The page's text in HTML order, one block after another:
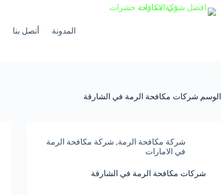
التجاوز
إلى
المدونة أتصل بنا
الوسم شركات مكافحة الرمة في الشارقة
شركة مكافحة الرمة, شركة مكافحة الرمة
في الامارات
شركات مكافحة الرمة في الشارقة